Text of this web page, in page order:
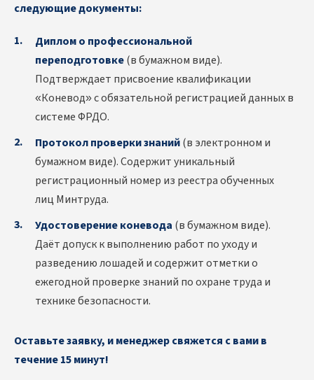
следующие документы:
Диплом о профессиональной
переподготовке(в бумажном виде).
Подтверждает присвоение квалификации
«Коневод» с обязательной регистрацией данных в
системе ФРДО.
Протокол проверки знаний(в электронном и
бумажном виде). Содержит уникальный
регистрационный номер из реестра обученных
лиц Минтруда.
Удостоверение коневода (в бумажном виде).
Даёт допуск к выполнению работ по уходу и
разведению лошадей и содержит отметки о
ежегодной проверке знаний по охране труда и
технике безопасности.
Оставьте заявку, и менеджер свяжется с вами в
течение 15 минут!